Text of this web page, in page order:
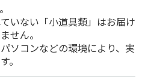
いない「小道具類」はお届け
せん。
ソコンなどの環境により、実
。